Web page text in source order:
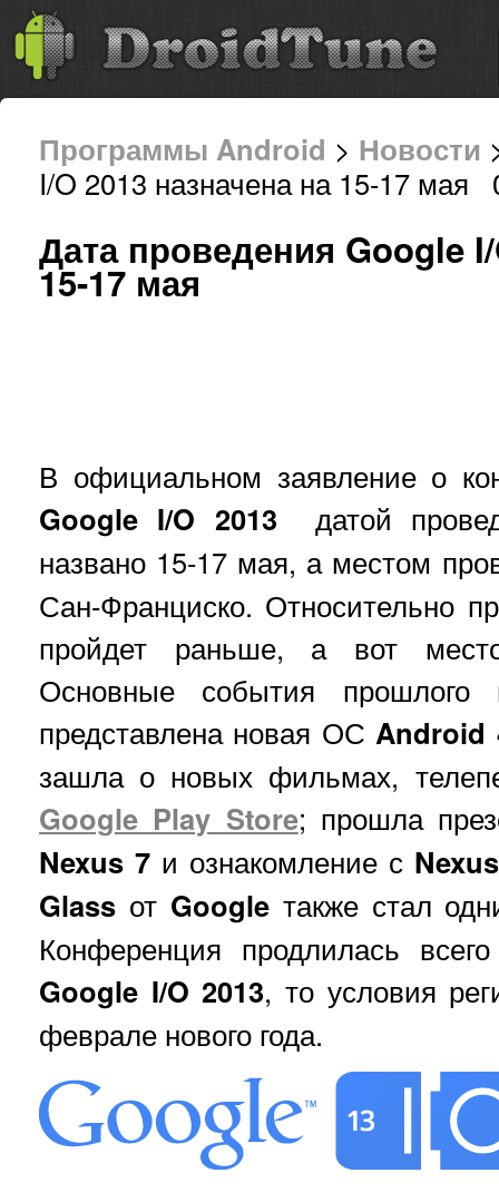
Программы Android > Новости
I/O 2013 назначена на 15-17 мая
Дата проведения Google
15-17 мая
В официальном заявление о
Google I/O 2013 датой
названо 15-17 мая, а местом
Сан-Франциско. Относительно
пройдет раньше, а вот
Основные события
представлена новая ОС Android
зашла о новых фильмах,
Google Play Store; прошла
Nexus 7 и ознакомление с
Glass от Googleтакже стал
Конференция продлилась
Google I/O 2013, то условия
феврале нового года.